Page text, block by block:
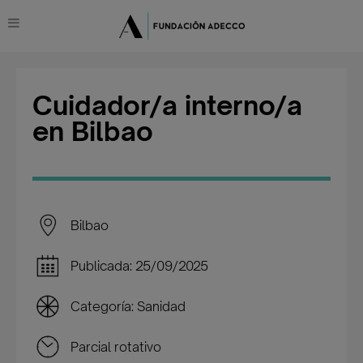
Cuidador/a interno/a
en Bilbao
Bilbao
Publicada: 25/09/2025
Categoría: Sanidad
Parcial rotativo